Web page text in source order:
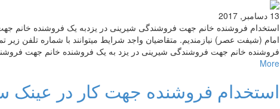
13 دسامبر, 2017
استخدام فروشنده خانم جهت فروشندگی شیرینی در یزدبه یک فروشنده خانم
فروشنده خانم جهت فروشندگی شیرینی در یزد به یک فروشنده خانم جهت
More
استخدام فروشنده جهت کار در عینک